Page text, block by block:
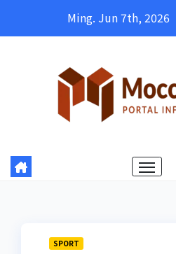
Ming. Jun 7th, 2026
SPORT